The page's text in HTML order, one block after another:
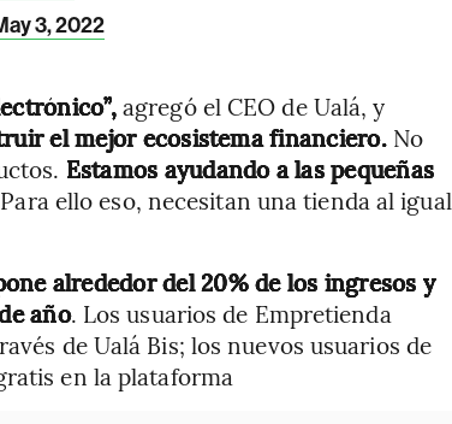
3, 2022
agregó el CEO de Ualá, y
el mejor ecosistema financiero.No
Estamos ayudando a las pequeñas
Para ello eso, necesitan una tienda al igual
alrededor del 20% de los ingresos y
año. Los usuarios de Empretienda
de Ualá Bis; los nuevos usuarios de
en la plataforma